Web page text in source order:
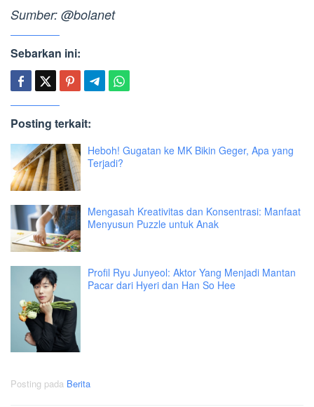
Sumber: @bolanet
Sebarkan ini:
Posting terkait:
Heboh! Gugatan ke MK Bikin Geger, Apa yang
Terjadi?
Mengasah Kreativitas dan Konsentrasi: Manfaat
Menyusun Puzzle untuk Anak
Profil Ryu Junyeol: Aktor Yang Menjadi Mantan
Pacar dari Hyeri dan Han So Hee
Posting pada Berita